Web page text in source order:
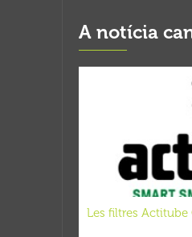
A notícia
Les filtres